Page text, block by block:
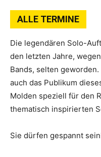
ALLE TERMINE
Die legendären Solo-
den letzten Jahre,
Bands, selten
auch das Publikum
Molden speziell für den
thematisch inspirierten
Sie dürfen gespannt